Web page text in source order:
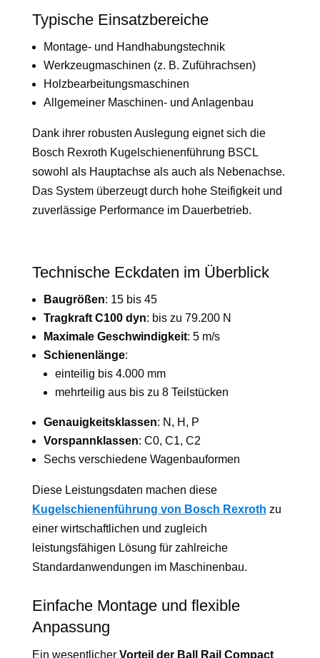
Typische Einsatzbereiche
Montage- und Handhabungstechnik
Werkzeugmaschinen (z. B. Zuführachsen)
Holzbearbeitungsmaschinen
Allgemeiner Maschinen- und Anlagenbau
Dank ihrer robusten Auslegung eignet sich die
Bosch Rexroth Kugelschienenführung BSCL
sowohl als Hauptachse als auch als Nebenachse.
Das System überzeugt durch hohe Steifigkeit und
zuverlässige Performance im Dauerbetrieb.
Technische Eckdaten im Überblick
Baugrößen: 15 bis 45
Tragkraft C100 dyn: bis zu 79.200 N
Maximale Geschwindigkeit: 5 m/s
Schienenlänge:
einteilig bis 4.000 mm
mehrteilig aus bis zu 8 Teilstücken
Genauigkeitsklassen: N, H, P
Vorspannklassen: C0, C1, C2
Sechs verschiedene Wagenbauformen
Diese Leistungsdaten machen diese
Kugelschienenführung von Bosch Rexroth zu
einer wirtschaftlichen und zugleich
leistungsfähigen Lösung für zahlreiche
Standardanwendungen im Maschinenbau.
Einfache Montage und flexible
Anpassung
Ein wesentlicher Vorteil der Ball Rail Compact